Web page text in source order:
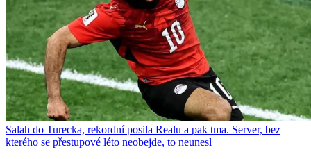
Salah do Turecka, rekordní posila Realu a pak tma. Server, bez
kterého se přestupové léto neobejde, to neunesl